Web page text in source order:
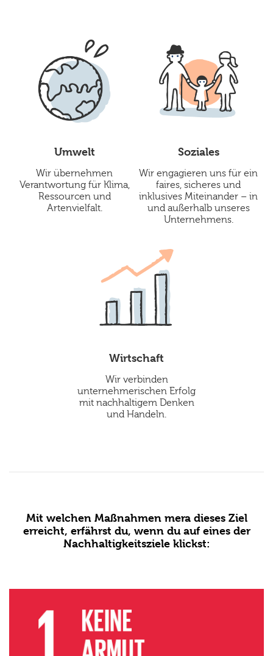
Umwelt
Wir übernehmen
Verantwortung für Klima,
Ressourcen und
Artenvielfalt.
Soziales
Wir engagieren uns für ein
faires, sicheres und
inklusives Miteinander – in
und außerhalb unseres
Unternehmens.
Wirtschaft
Wir verbinden
unternehmerischen Erfolg
mit nachhaltigem Denken
und Handeln.
Mit welchen Maßnahmen mera dieses Ziel
erreicht, erfährst du, wenn du auf eines der
Nachhaltigkeitsziele klickst: